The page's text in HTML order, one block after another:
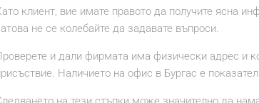
клиент, вие имате правото да получите ясна
не се колебайте да задавате въпроси.
и дали фирмата има физически адрес и
Наличието на офис в Бургас е